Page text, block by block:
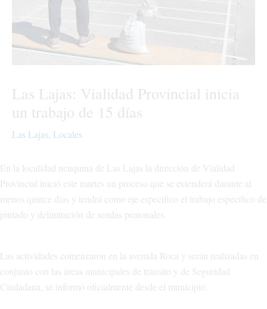
Las Lajas: Vialidad Provincial inicia
un trabajo de 15 días
Las Lajas, Locales
En la localidad neuquina de Las Lajas la dirección de Vialidad
Provincial inició este martes un proceso que se extenderá durante al
menos quince días y tendrá como eje específico el trabajo específico de
pintado y delimitación de sendas peatonales.
Las actividades comenzaron en la avenida Roca y serán realizadas en
conjunto con las áreas municipales de tránsito y de Seguridad
Ciudadana, se informó oficialmente desde el municipio.